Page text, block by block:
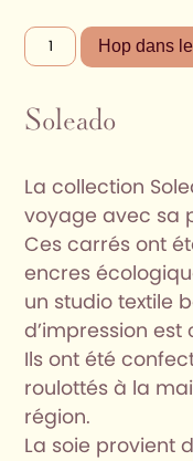
Gavroche
|
del
quantity
Hop dans
Soleado
La collection
voyage avec sa
Ces carrés ont
encres
un studio textile
d’impression est
Ils ont été
roulottés à la
région.
La soie provient